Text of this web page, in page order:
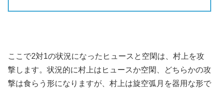
ここで2対1の状況になったヒュースと空閑は、村上を攻
撃します。状況的に村上はヒュースか空閑、どちらかの攻
撃は食らう形になりますが、村上は旋空弧月を器用な形で